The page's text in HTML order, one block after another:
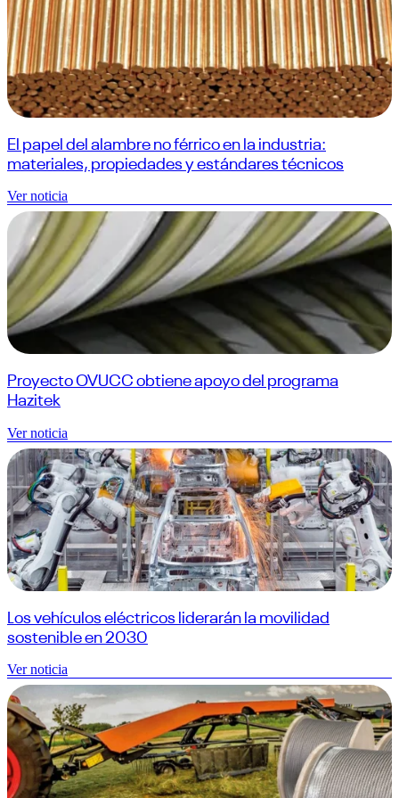
El papel del alambre no férrico en la industria:
materiales, propiedades y estándares técnicos
Ver noticia
Proyecto OVUCC obtiene apoyo del programa
Hazitek
Ver noticia
Los vehículos eléctricos liderarán la movilidad
sostenible en 2030
Ver noticia